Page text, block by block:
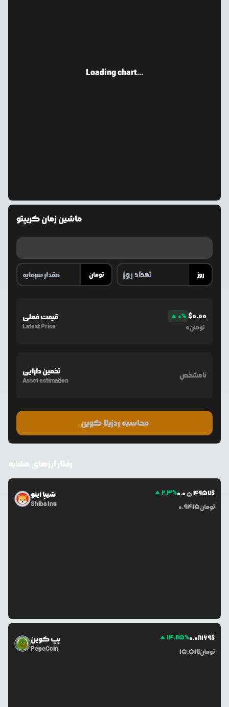
Loading chart...
ماشین زمان کریپتو
تومان روز
قیمت فعلی
Latest Price
0% $0.00
0تومان
تخمین دارایی
Asset estimation
نامشخص
محاسبه ردزیلا کوین
رفتار ارزهای مشابه
شیبا اینو
Shiba Inu
2.3%0.054957$
0.9415تومان
پپ کوین
PepeCoin
14.85%0.08169$
15,517تومان